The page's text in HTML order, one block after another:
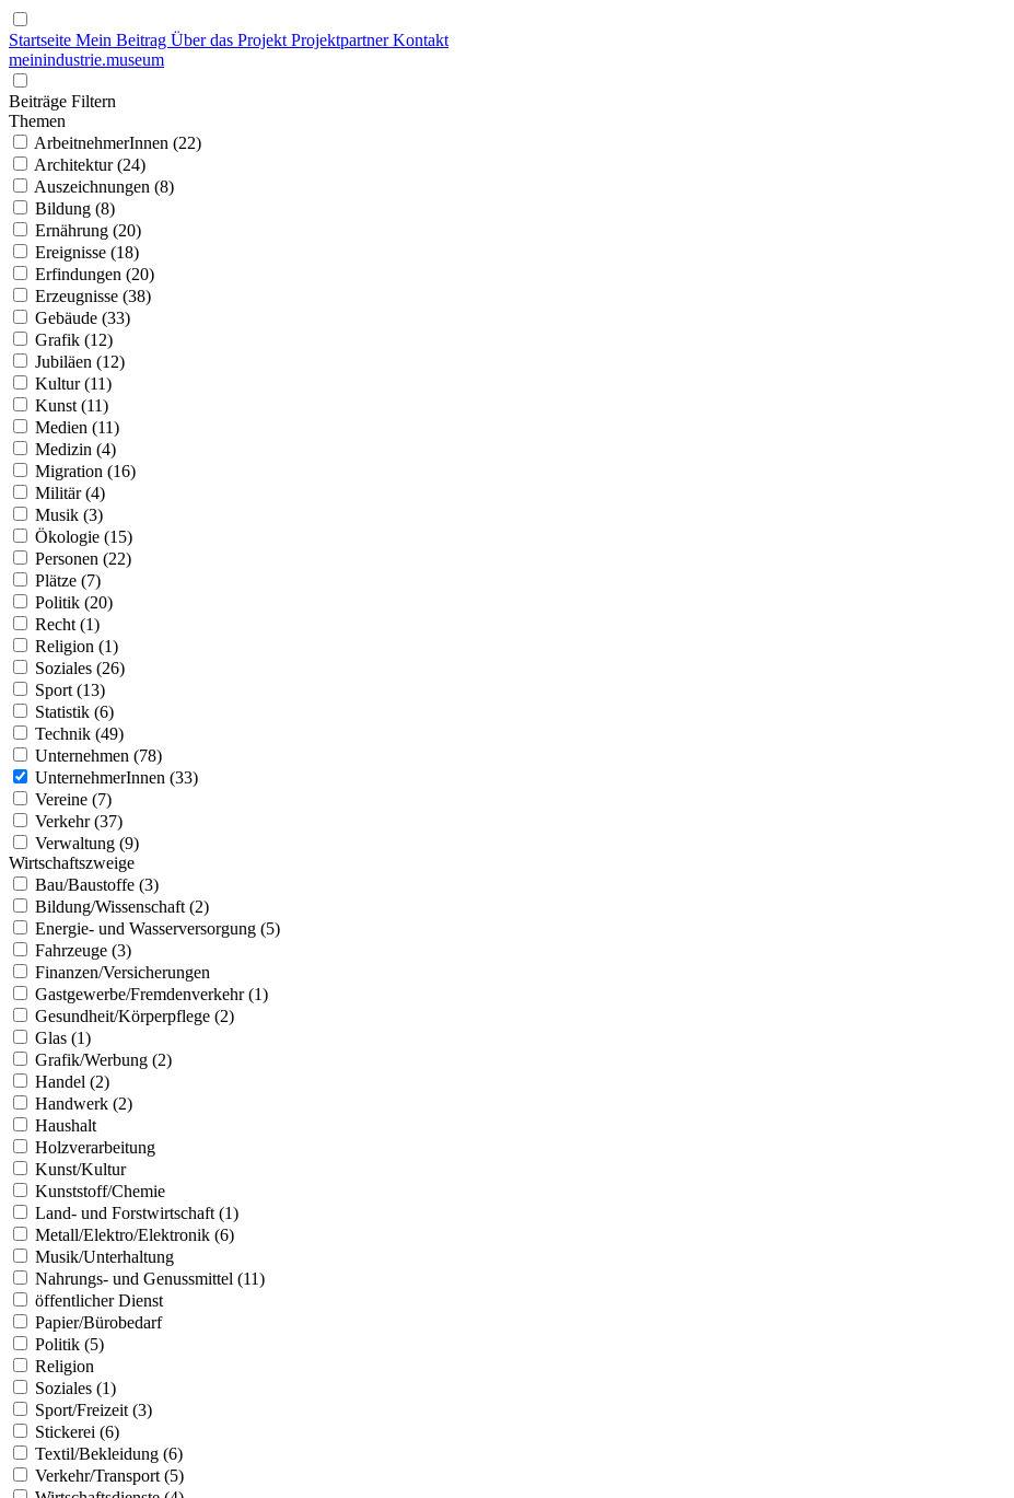
Startseite Mein Beitrag Über das Projekt ProjektpartnerKontakt
meinindustrie.museum
Beiträge Filtern
Themen
ArbeitnehmerInnen (22)
Architektur (24)
Auszeichnungen (8)
Bildung (8)
Ernährung (20)
Ereignisse (18)
Erfindungen (20)
Erzeugnisse (38)
Gebäude (33)
Grafik (12)
Jubiläen (12)
Kultur (11)
Kunst (11)
Medien (11)
Medizin (4)
Migration (16)
Militär (4)
Musik (3)
Ökologie (15)
Personen (22)
Plätze (7)
Politik (20)
Recht (1)
Religion (1)
Soziales (26)
Sport (13)
Statistik (6)
Technik (49)
Unternehmen (78)
UnternehmerInnen (33)
Vereine (7)
Verkehr (37)
Verwaltung (9)
Wirtschaftszweige
Bau/Baustoffe (3)
Bildung/Wissenschaft (2)
Energie- und Wasserversorgung (5)
Fahrzeuge (3)
Finanzen/Versicherungen
Gastgewerbe/Fremdenverkehr (1)
Gesundheit/Körperpflege (2)
Glas (1)
Grafik/Werbung (2)
Handel (2)
Handwerk (2)
Haushalt
Holzverarbeitung
Kunst/Kultur
Kunststoff/Chemie
Land- und Forstwirtschaft (1)
Metall/Elektro/Elektronik (6)
Musik/Unterhaltung
Nahrungs- und Genussmittel (11)
öffentlicher Dienst
Papier/Bürobedarf
Politik (5)
Religion
Soziales (1)
Sport/Freizeit (3)
Stickerei (6)
Textil/Bekleidung (6)
Verkehr/Transport (5)